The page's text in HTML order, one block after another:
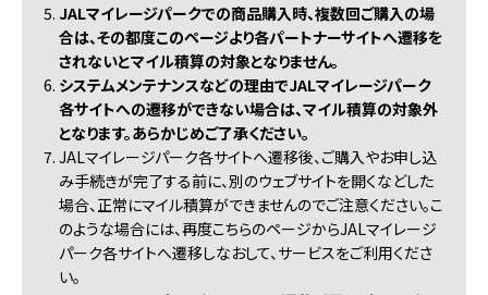
5. JALマイレージパークでの商品購入時、複数回ご購入の場
合は、その都度このページより各パートナーサイトへ遷移を
されないとマイル積算の対象となりません。
6. システムメンテナンスなどの理由でJALマイレージパーク
各サイトへの遷移ができない場合は、マイル積算の対象外
となります。あらかじめご了承ください。
7. JALマイレージパーク各サイトへ遷移後、ご購入やお申し込
み手続きが完了する前に、別のウェブサイトを開くなどした
場合、正常にマイル積算ができませんのでご注意ください。こ
のような場合には、再度こちらのページからJALマイレージ
パーク各サイトへ遷移しなおして、サービスをご利用くださ
い。